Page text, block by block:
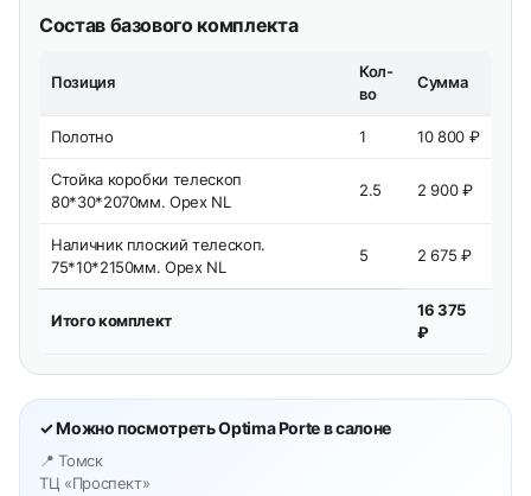
Состав базового комплекта
Позиция
Кол-
во
Сумма
Полотно 1 10 800 ₽
Стойка коробки телескоп
80*30*2070мм. Орех NL
2.5 2 900 ₽
Наличник плоский телескоп.
75*10*2150мм. Орех NL
5 2 675 ₽
Итого комплект
16 375
₽
✓ Можно посмотреть Optima Porte в салоне
📍 Томск
ТЦ «Проспект»